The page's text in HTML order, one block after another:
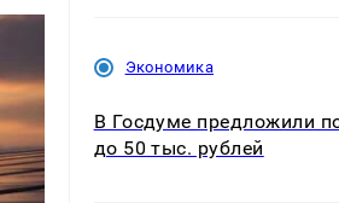
Экономика
В Госдуме предложили
до 50 тыс. рублей